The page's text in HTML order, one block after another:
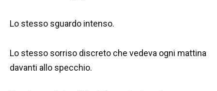
Lo stesso sguardo intenso.
Lo stesso sorriso discreto che vedeva ogni mattina
davanti allo specchio.